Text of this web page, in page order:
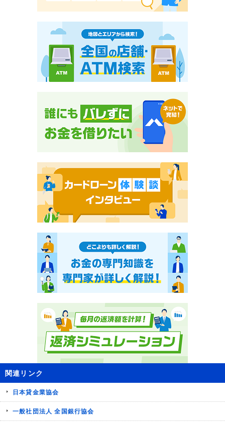
関連リンク
日本貸金業協会
一般社団法人 全国銀行協会